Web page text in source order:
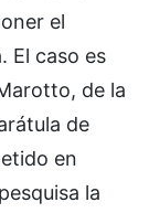
el
El caso es
de la
de
en
la